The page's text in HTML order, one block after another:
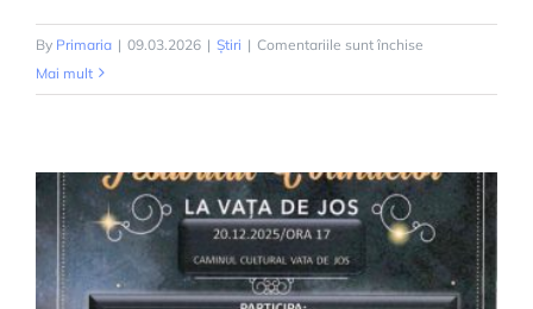
By Primaria | 09.03.2026 | Știri | Comentariile sunt închise
Mai mult